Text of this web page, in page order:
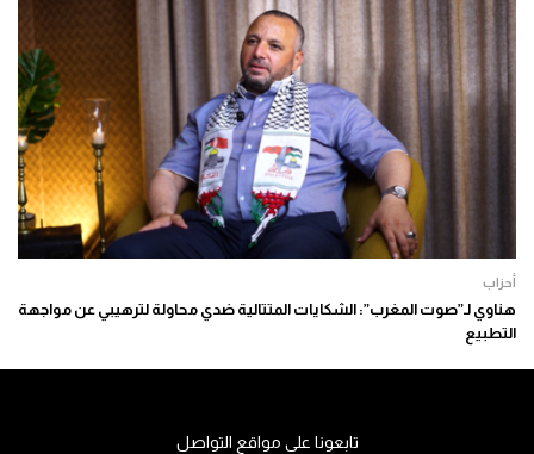
أحزاب
هناوي لـ”صوت المغرب”: الشكايات المتتالية ضدي محاولة لترهيبي عن مواجهة
التطبيع
تابعونا على مواقع التواصل